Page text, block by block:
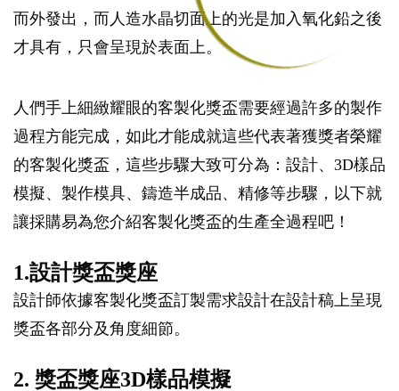
而外發出，而人造水晶切面上的光是加入氧化鉛之後
才具有，只會呈現於表面上。
人們手上細緻耀眼的客製化獎盃需要經過許多的製作
過程方能完成，如此才能成就這些代表著獲獎者榮耀
的客製化獎盃，這些步驟大致可分為：設計、3D樣品
模擬、製作模具、鑄造半成品、精修等步驟，以下就
讓採購易為您介紹客製化獎盃的生產全過程吧！
1.設計獎盃獎座
設計師依據客製化獎盃訂製需求設計在設計稿上呈現
獎盃各部分及角度細節。
2. 獎盃獎座3D樣品模擬